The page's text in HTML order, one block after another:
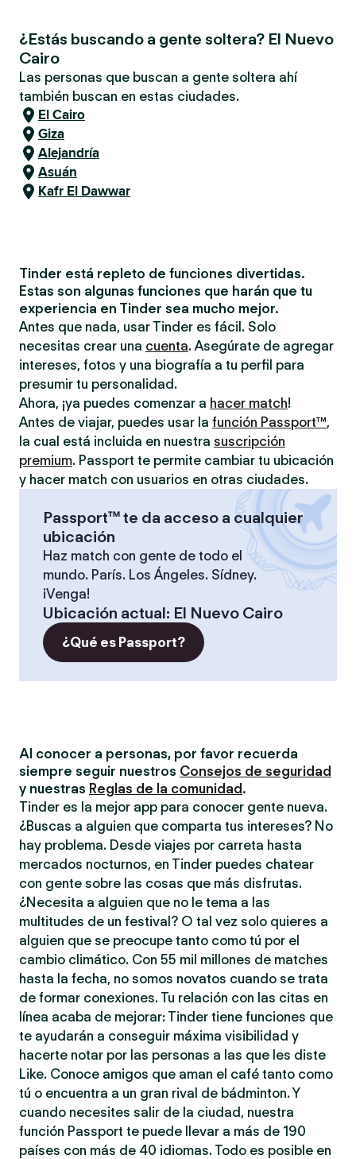
¿Estás buscando a gente soltera? El Nuevo
Cairo
Las personas que buscan a gente soltera ahí
también buscan en estas ciudades.
El Cairo
Giza
Alejandría
Asuán
Kafr El Dawwar
Tinder está repleto de funciones divertidas.
Estas son algunas funciones que harán que tu
experiencia en Tinder sea mucho mejor.
Antes que nada, usar Tinder es fácil. Solo
necesitas crear una cuenta. Asegúrate de agregar
intereses, fotos y una biografía a tu perfil para
presumir tu personalidad.
Ahora, ¡ya puedes comenzar a hacer match!
Antes de viajar, puedes usar la función Passport™,
la cual está incluida en nuestra suscripción
premium. Passport te permite cambiar tu ubicación
y hacer match con usuarios en otras ciudades.
Passport™ te da acceso a cualquier
ubicación
Haz match con gente de todo el
mundo. París. Los Ángeles. Sídney.
¡Venga!
Ubicación actual: El Nuevo Cairo
¿Qué es Passport?
Al conocer a personas, por favor recuerda
siempre seguir nuestros Consejos de seguridad
y nuestras Reglas de la comunidad .
Tinder es la mejor app para conocer gente nueva.
¿Buscas a alguien que comparta tus intereses? No
hay problema. Desde viajes por carreta hasta
mercados nocturnos, en Tinder puedes chatear
con gente sobre las cosas que más disfrutas.
¿Necesita a alguien que no le tema a las
multitudes de un festival? O tal vez solo quieres a
alguien que se preocupe tanto como tú por el
cambio climático. Con 55 mil millones de matches
hasta la fecha, no somos novatos cuando se trata
de formar conexiones. Tu relación con las citas en
línea acaba de mejorar: Tinder tiene funciones que
te ayudarán a conseguir máxima visibilidad y
hacerte notar por las personas a las que les diste
Like. Conoce amigos que aman el café tanto como
tú o encuentra a un gran rival de bádminton. Y
cuando necesites salir de la ciudad, nuestra
función Passport te puede llevar a más de 190
países con más de 40 idiomas. Todo es posible en